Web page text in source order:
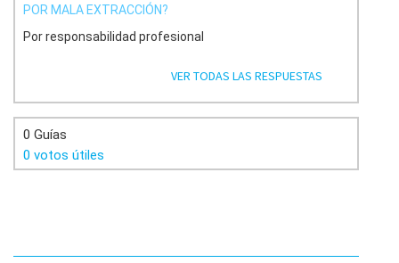
POR MALA EXTRACCIÓN?
Por responsabilidad profesional
VER TODAS LAS RESPUESTAS
0 Guías
0 votos útiles